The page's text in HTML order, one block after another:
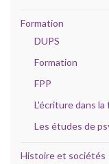
Formation
DUPS
Formation
FPP
L'écriture dans la
Les études de
Histoire et sociétés